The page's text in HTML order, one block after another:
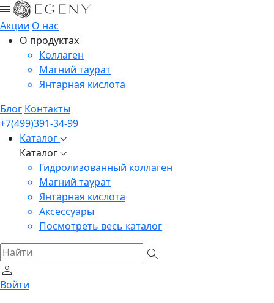
Акции О нас
О продуктах
Коллаген
Магний таурат
Янтарная кислота
Блог Контакты
+7(499)391-34-99
Каталог
Каталог
Гидролизованный коллаген
Магний таурат
Янтарная кислота
Аксессуары
Посмотреть весь каталог
Войти